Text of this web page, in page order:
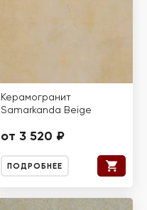
Керамогранит
Samarkanda Beige
от 3 520 ₽
ПОДРОБНЕЕ